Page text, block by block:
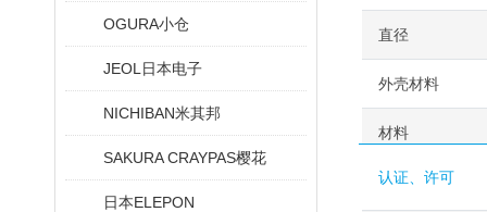
OGURA小仓
JEOL日本电子
NICHIBAN米其邦
SAKURA CRAYPAS樱花
日本ELEPON
直径
外壳材料
材料
认证、许可